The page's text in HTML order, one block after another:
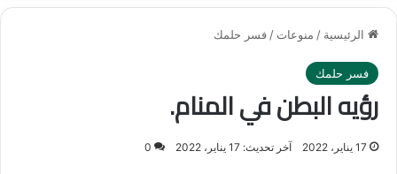
الرئيسية / منوعات / فسر حلمك
فسر حلمك
رؤيه البطن في المنام.
17 يناير، 2022 آخر تحديث: 17 يناير، 2022 0